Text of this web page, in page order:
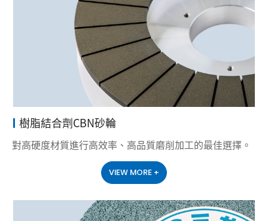
樹脂結合劑CBN砂輪
對高硬度材質進行高效率、高品質磨削加工的最佳選擇。
VIEW MORE +